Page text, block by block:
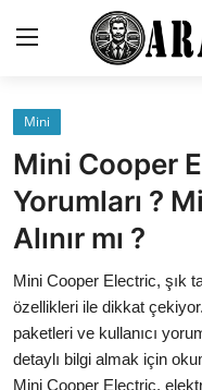
İletişim
Genel
Karşılaştırmalar
Testler
Markalar
Motosiklet
Mini
Mini Cooper
Yorumları ?
Alınır mı ?
Mini Cooper Electric, şık
özellikleri ile dikkat
paketleri ve kullanıcı
detaylı bilgi almak için
Mini Cooper Electric,